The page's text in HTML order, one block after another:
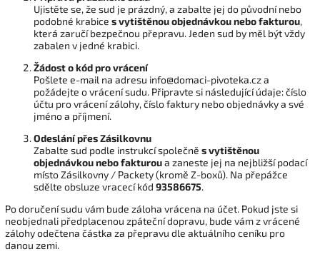
Ujistěte se, že sud je prázdný, a zabalte jej do původní nebo
podobné krabice s vytištěnou objednávkou nebo fakturou,
která zaručí bezpečnou přepravu. Jeden sud by měl být vždy
zabalen v jedné krabici.
Žádost o kód pro vrácení
Pošlete e-mail na adresu info@domaci-pivoteka.cz a
požádejte o vrácení sudu. Připravte si následující údaje: číslo
účtu pro vrácení zálohy, číslo faktury nebo objednávky a své
jméno a příjmení.
Odeslání přes Zásilkovnu
Zabalte sud podle instrukcí společně s vytištěnou
objednávkou nebo fakturoua zaneste jej na nejbližší podací
místo Zásilkovny / Packety (kromě Z-boxů). Na přepážce
sdělte obsluze vracecí kód 93586675.
Po doručení sudu vám bude záloha vrácena na účet. Pokud jste si
neobjednali předplacenou zpáteční dopravu, bude vám z vrácené
zálohy odečtena částka za přepravu dle aktuálního ceníku pro
danou zemi.